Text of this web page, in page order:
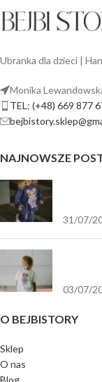
Ubranka dla dzieci |
Monika
TEL: (+48) 669 877
NAJNOWSZE
31/07/
03/07/
O BEJBISTORY
Sklep
O nas
Blog